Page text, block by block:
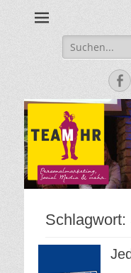
Suche
nach:
Schlagwort: